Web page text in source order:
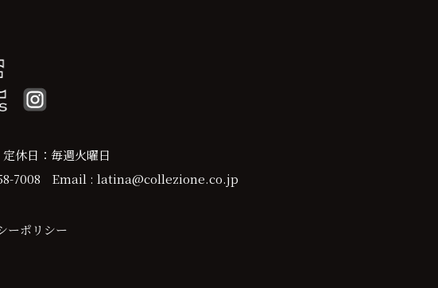
定休日：毎週火曜日
7008 Email : latina@collezione.co.jp
ーポリシー